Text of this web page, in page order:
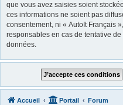
que vous avez saisies soient
ces informations ne soient pas
consentement, ni « AutoIt Français
responsables en cas de tentative
données.
Accueil Portail Forum